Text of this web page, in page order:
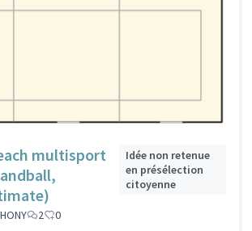
multisport
Idée non retenue
en présélection
citoyenne
2 0